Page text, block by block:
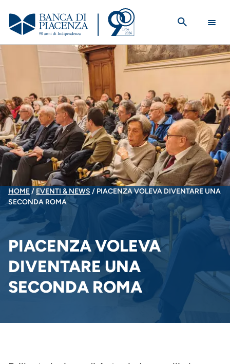
contenuto
principale
BRICIOLE
DI
PANE
HOME EVENTI & NEWS
PIACENZA VOLEVA DIVENTARE UNA
SECONDA ROMA
PIACENZA VOLEVA
DIVENTARE UNA
SECONDA ROMA